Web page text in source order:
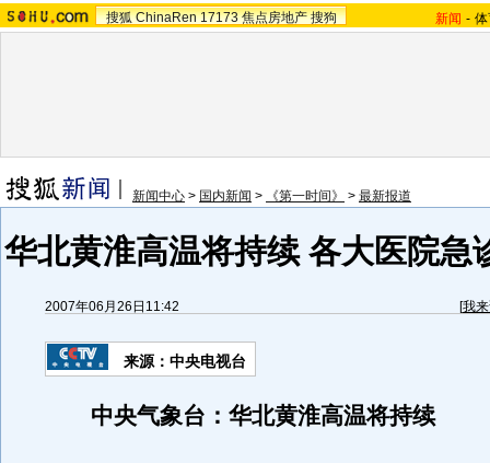
搜狐 ChinaRen 17173 焦点房地产 搜狗 新闻 -
新闻中心 > 国内新闻 > 《第一时间》 > 最新报道
华北黄淮高温将持续 各大医院急
2007年06月26日11:42 [我
来源：中央电视台
中央气象台：华北黄淮高温将持续